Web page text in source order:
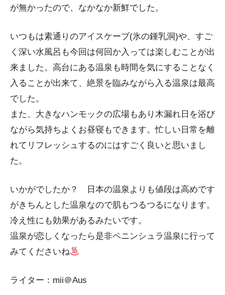
が無かったので、なかなか新鮮でした。
いつもは素通りのアイスケーブ(氷の鍾乳洞)や、すご
く深い水風呂も今回は何回か入っては楽しむことが出
来ました。高台にある温泉も時間を気にすることなく
入ることが出来て、絶景を臨みながら入る温泉は最高
でした。
また、大きなハンモックの広場もあり木漏れ日を浴び
ながら気持ちよくお昼寝もできます。忙しい日常を離
れてリフレッシュするのにはすごく良いと思いまし
た。
いかがでしたか？ 日本の温泉よりも値段は高めです
がきちんとした温泉なので肌もつるつるになります。
冷え性にも効果があるみたいです。
温泉が恋しくなったら是非ペニンシュラ温泉に行って
みてくださいね
ライター：mii＠Aus